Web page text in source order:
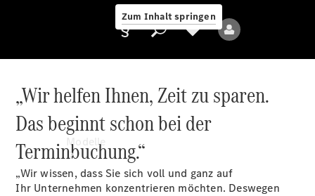
Zum Inhalt springen
Anbieter/Datenschutz
Modelle
„Wir helfen Ihnen, Zeit zu sparen.
Das beginnt schon bei der
Terminbuchung.“
„Wir wissen, dass Sie sich voll und ganz auf
Ihr Unternehmen konzentrieren möchten. Deswegen